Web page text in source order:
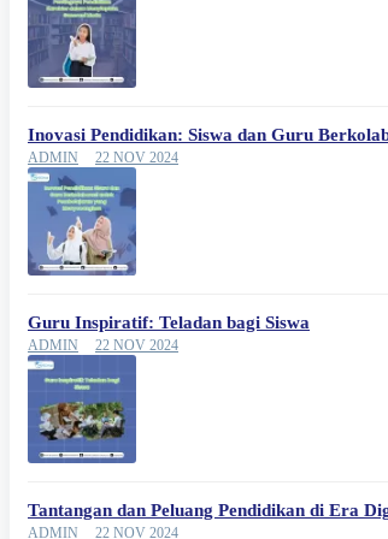
Inovasi Pendidikan: Siswa dan Guru
ADMIN 22 NOV 2024
Guru Inspiratif: Teladan bagi Siswa
ADMIN 22 NOV 2024
Tantangan dan Peluang Pendidikan di Era
ADMIN 22 NOV 2024